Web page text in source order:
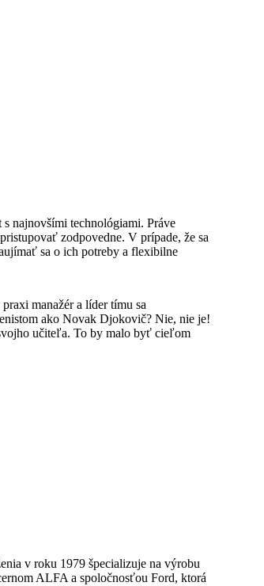
najnovšími technológiami. Práve
zodpovedne. V prípade, že sa
sa o ich potreby a flexibilne
manažér a líder tímu sa
ako Novak Djokovič? Nie, nie je!
učiteľa. To by malo byť cieľom
v roku 1979 špecializuje na výrobu
ALFA a spoločnosťou Ford, ktorá